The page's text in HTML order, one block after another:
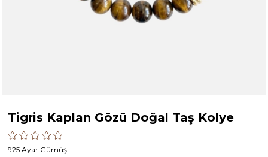
Tigris Kaplan Gözü Doğal Taş Kolye
925 Ayar Gümüş